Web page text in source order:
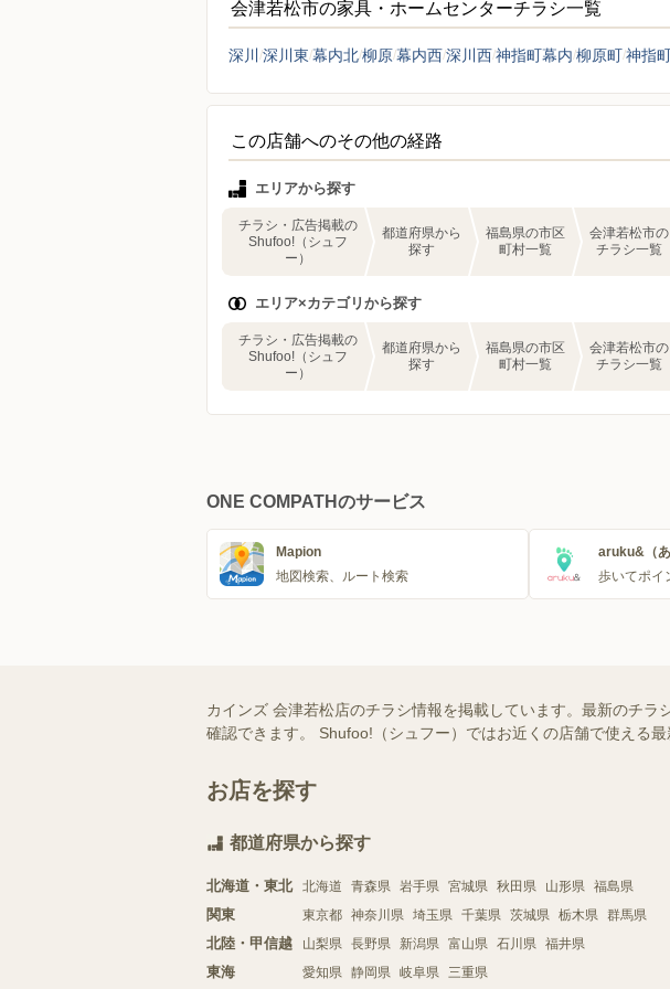
会津若松市の家具・ホームセンターチラシ一覧
深川 深川東 幕内北柳原幕内西深川西神指町幕内 柳原町神指
この店舗へのその他の経路
エリアから探す
チラシ・広告掲載の
Shufoo!（シュフ
ー）
都道府県から
探す
福島県の市区
町村一覧
会津若松市の
チラシ一覧
エリア×カテゴリから探す
チラシ・広告掲載の
Shufoo!（シュフ
ー）
都道府県から
探す
福島県の市区
町村一覧
会津若松市の
チラシ一覧
ONE COMPATHのサービス
Mapion
地図検索、ルート検索
aruku&（あ
歩いてポイ
カインズ 会津若松店のチラシ情報を掲載しています。最新のチ
確認できます。 Shufoo!（シュフー）ではお近くの店舗で使える
お店を探す
都道府県から探す
北海道・東北 北海道 青森県 岩手県 宮城県 秋田県 山形県 福島県
関東 東京都 神奈川県 埼玉県 千葉県 茨城県 栃木県 群馬県
北陸・甲信越 山梨県 長野県 新潟県 富山県 石川県 福井県
東海 愛知県 静岡県 岐阜県 三重県